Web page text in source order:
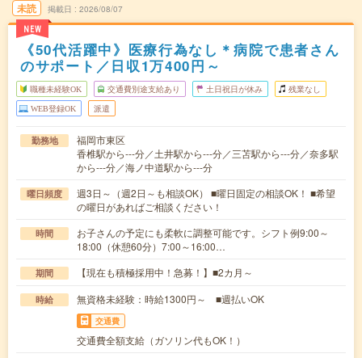
未読
NEW
掲載日 2026/08/07
《50代活躍中》医療行為なし＊病院で患者さん
のサポート／日収1万400円～
職種未経験OK 交通費別途支給あり 土日祝日が休み 残業なし
WEB登録OK 派遣
勤務地
福岡市東区
香椎駅から---分／土井駅から---分／三苫駅から---分／奈多駅
から---分／海ノ中道駅から---分
曜日頻度
週3日～（週2日～も相談OK） ■曜日固定の相談OK！ ■希望
の曜日があればご相談ください！
時間
お子さんの予定にも柔軟に調整可能です。シフト例9:00～
18:00（休憩60分）7:00～16:00…
期間 【現在も積極採用中！急募！】■2カ月～
時給 無資格未経験：時給1300円～ ■週払いOK
交通費
交通費全額支給（ガソリン代もOK！）